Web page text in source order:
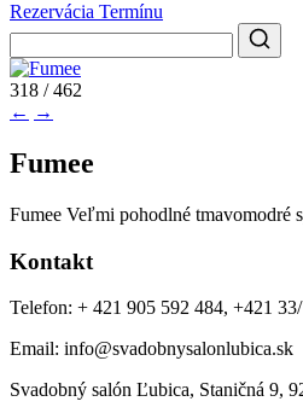
Rezervácia Termínu
318 / 462
← →
Fumee
Fumee Veľmi pohodlné tmavomodré
Kontakt
Telefon: + 421 905 592 484, +421
Email: info@svadobnysalonlubica.sk
Svadobný salón Ľubica, Staničná 9,